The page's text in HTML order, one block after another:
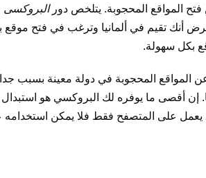
فتح المواقع المحجوبة. يتلخص دورالبروكسى
أنك تقيم في ألمانيا وترغب في فتح موقع
بكل سهولة.
المواقع المحجوبة في دولة معينة بسبب
إن أقصى ما يوفره لك البروكسي هو
يعمل على المتصفح فقط فلا يمكن استخدامه